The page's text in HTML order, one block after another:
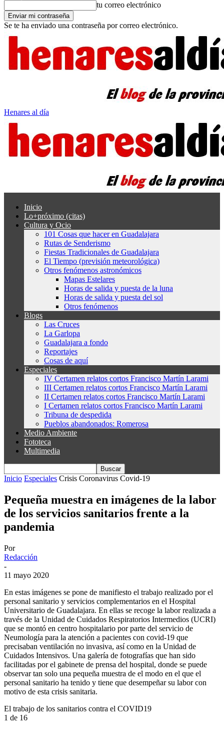
tu correo electrónico
Se te ha enviado una contraseña por correo electrónico.
Henares al día
Inicio
Lo+próximo (citas)
Cultura y Ocio
101 Cosas que hacer en Guadalajara
Rutas de Senderismo
Fiestas Tradicionales de Guadalajara
El Tiempo (previsión meteorológica)
Otros fenómenos astronómicos
Mapas Estelares
Horas de salida y puesta de la luna
Horas de salida y puesta del sol
Otros fenómenos
Blogs
Las Cruces
La Garlopa
Guadalajara a fondo
Reportajes
Cosas de aquí
Especiales
IV Certamen relatos cortos Francisco Martín Larami
III Certamen relatos cortos Francisco Martín Larami
II Certamen relatos cortos Francisco Martín Larami
I Certamen relatos cortos Francisco Martín Larami
Tribuna de despedida
Pueblos abandonados: Romerosa
Medio Ambiente
Fototeca
Multimedia
Inicio Especiales Crisis Coronavirus Covid-19
Pequeña muestra en imágenes de la labor
de los servicios sanitarios frente a la
pandemia
Por
Redacción
-
11 mayo 2020
En estas imágenes se pone de manifiesto el trabajo realizado por el
personal sanitario y servicios complementarios en el Hospital
Universitario de Guadalajara. En ellas se recoge la labor realizada a
través de la Unidad de Cuidados Respiratorios Intermedios (UCRI)
que se montó en centro hospitalario por parte del servicio de
Neumología para la atención a pacientes con covid-19 que
precisaban ventilación no invasiva, así como en la Unidad de
Cuidados Intensivos. Una galería de fotografías que han sido
facilitadas por el gabinete de prensa del hospital, donde se puede
observar tan solo una pequeña muestra de el modo en el que el
personal sanitario ha tenido y tiene que desempeñar su labor con
motivo de esta crisis sanitaria.
El trabajo de los sanitarios contra el COVID19
1 de 16